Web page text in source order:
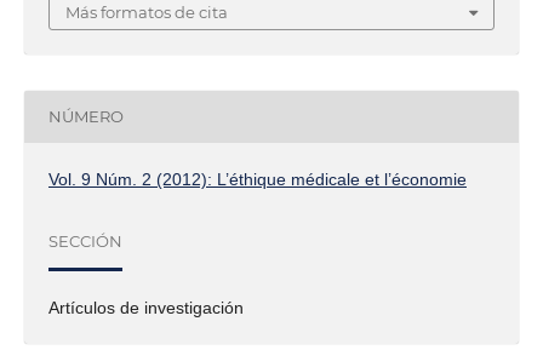
Más formatos de cita
NÚMERO
Vol. 9 Núm. 2 (2012): L’éthique médicale et l’économie
SECCIÓN
Artículos de investigación